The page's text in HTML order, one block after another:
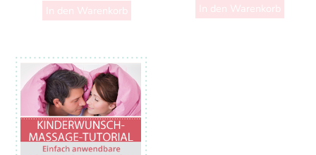
In den Warenkorb In den Warenkorb